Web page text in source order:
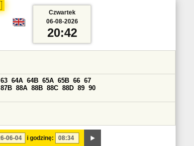
i godzinę:
63 64A 64B 65A 65B 66 67
87B 88A 88B 88C 88D 89 90
Czwartek
06-08-2026
20:42